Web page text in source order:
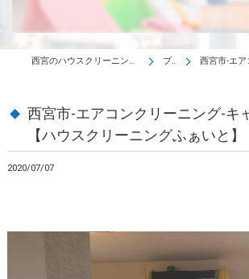
西宮のハウスクリーニングはハウスクリーニング Fight! ブログ 西宮市-エアコンクリーニ
西宮市-エアコンクリーニング-キ
【ハウスクリーニングふぁいと】
2020/07/07